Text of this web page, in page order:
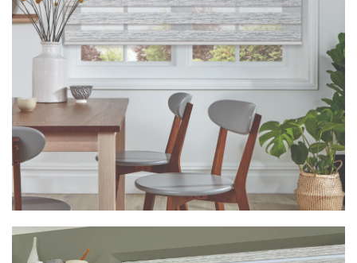
Vision Classica Dove